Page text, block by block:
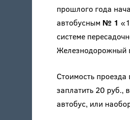
прошлого года
автобусным № 1
системе
Железнодорожный
Стоимость проезда
заплатить 20 руб.,
автобус, или